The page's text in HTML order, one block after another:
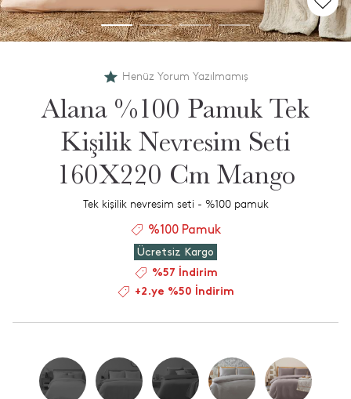
Henüz Yorum Yazılmamış
Alana %100 Pamuk Tek
Kişilik Nevresim Seti
160X220 Cm Mango
Tek kişilik nevresim seti - %100 pamuk
%100 Pamuk
Ücretsiz Kargo
%57 İndirim
+2.ye %50 İndirim